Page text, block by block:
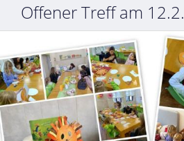
Offener Treff am